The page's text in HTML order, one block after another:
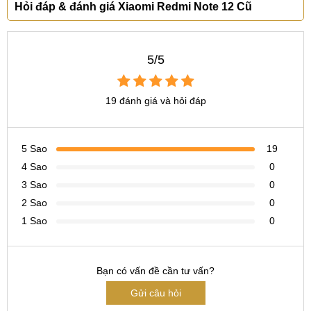
1080p@30/60fps
13 MP(góc rộng
Quay phim:
Li-Po 5000 mAh
Sạc 33W
Li-Po 5000 mAh
Sạc 33W
Bảng giá
Note 12, Note 13 mới nhất
STT
Bảo
₫
Hỏi đáp & đánh giá Xiaomi Redmi Note 12 Cũ
5/5
19 đánh giá và hỏi đáp
5 Sao
19
4 Sao
0
3 Sao
0
2 Sao
0
1 Sao
0
Bạn có vấn đề cần tư vấn?
Gửi câu hỏi